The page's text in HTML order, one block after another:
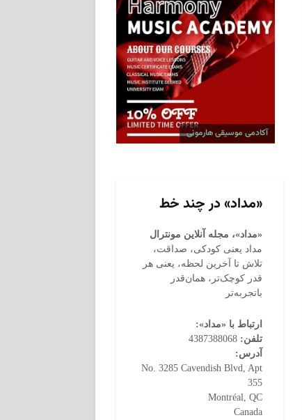
آکادمی موسیقی هارمونی
«مداد» در چند خط
«مداد»، مجله آنلاین مونترال
مداد یعنی کودکی، صداقت،
تلاش تا آخرین لحظه، یعنی هر
قدر کوچک‌تر، همان‌قدر
باتجربه‌تر
ارتباط با «مداد»:
تلفن:
آدرس:
No. 3285 Cavendish Blvd, Apt
355
Montréal, QC
Canada